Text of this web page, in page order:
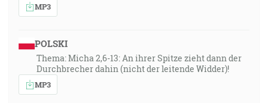
MP3
POLSKI
Thema: Micha 2,6-13: An ihrer Spitze zieht dann der
Durchbrecher dahin (nicht der leitende Widder)!
MP3